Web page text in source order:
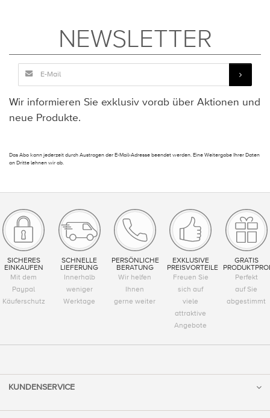
NEWSLETTER
Wir informieren Sie exklusiv vorab über Aktionen und
neue Produkte.
Das Abo kann jederzeit durch Austragen der E-Mail-Adresse beendet werden. Eine Weitergabe Ihrer Daten
an Dritte lehnen wir ab.
SICHERES
EINKAUFEN
Mit dem
Paypal
Käuferschutz
SCHNELLE
LIEFERUNG
Innerhalb
weniger
Werktage
PERSÖNLICHE
BERATUNG
Wir helfen
Ihnen
gerne weiter
EXKLUSIVE
PREISVORTEILE
Freuen Sie
sich auf
viele
attraktive
Angebote
GRATIS
Perfekt
auf Sie
abgestimmt
KUNDENSERVICE